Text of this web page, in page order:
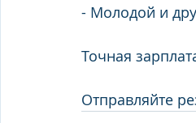
- Молодой и
Точная
Отправляйте